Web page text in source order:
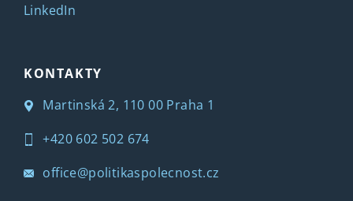
LinkedIn
KONTAKTY
Martinská 2, 110 00 Praha 1
+420 602 502 674
office@politikaspolecnost.cz